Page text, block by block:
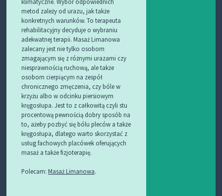
metod zależy od urazu, jak także
konkretnych warunków. To terapeuta
rehabilitacyjny decyduje o wybraniu
adekwatnej terapii. Masaż Limanowa
zalecany jest nie tylko osobom
zmagającym się z różnymi urazami czy
niesprawnością ruchową, ale także
osobom cierpiącym na zespół
chronicznego zmęczenia, czy bóle w
krzyżu albo w odcinku piersiowym
kręgosłupa. Jest to z całkowitą czyli stu
procentową pewnością dobry sposób na
to, ażeby pozbyć się bólu pleców a także
kręgosłupa, dlatego warto skorzystać z
usług fachowych placówek oferujących
masaż a także fizjoterapię.
Polecam: Masaż Limanowa.